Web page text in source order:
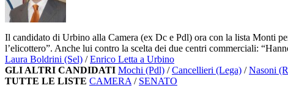
Il candidato di Urbino alla Camera (ex Dc e Pdl) ora con la lista Monti
l’elicottero”. Anche lui contro la scelta dei due centri commerciali:
Laura Boldrini (Sel) /Enrico Letta a Urbino
GLI ALTRI CANDIDATI Mochi (Pdl) /Cancellieri (Lega) /Nasoni
TUTTE LE LISTE CAMERA / SENATO